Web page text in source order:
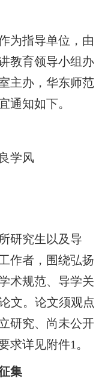
为指导单位，由
教育领导小组办
主办，华东师范
通知如下。
学风
研究生以及导
作者，围绕弘扬
术规范、导学关
文。论文须观点
研究、尚未公开
求详见附件1 。
集